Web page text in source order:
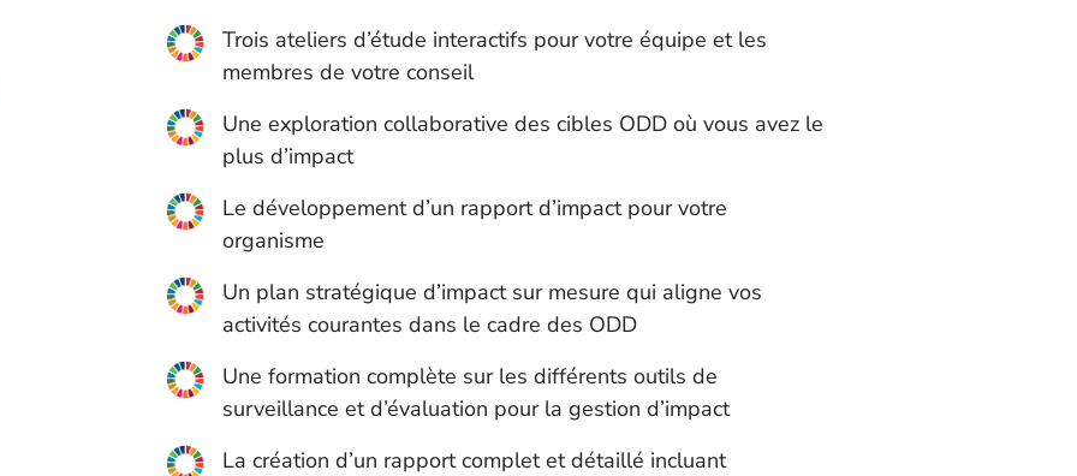
Trois ateliers d’étude interactifs pour votre équipe et les
membres de votre conseil
Une exploration collaborative des cibles ODD où vous avez le
plus d’impact
Le développement d’un rapport d’impact pour votre
organisme
Un plan stratégique d’impact sur mesure qui aligne vos
activités courantes dans le cadre des ODD
Une formation complète sur les différents outils de
surveillance et d’évaluation pour la gestion d’impact
La création d’un rapport complet et détaillé incluant